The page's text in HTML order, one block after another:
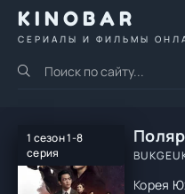
KINOBAR
СЕРИАЛЫ И ФИЛЬМЫ
1 сезон 1-8
серия
Корея